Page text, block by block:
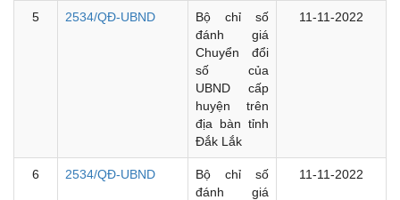
5 2534/QĐ-UBND
Bộ chỉ số
đánh giá
Chuyển đổi
số của
UBND cấp
huyện trên
địa bàn tỉnh
Đắk Lắk
11-11-2022
6 2534/QĐ-UBND
Bộ chỉ số
đánh giá
11-11-2022